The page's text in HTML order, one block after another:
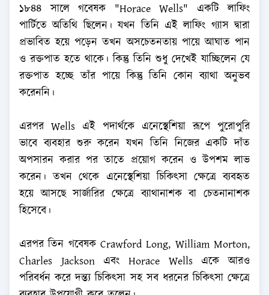
১৮৪৪ সালে গবেষক "Horace Wells" একটি লাফিং
পার্টিতে অতিথি ছিলেন। যখন তিনি এই লাফিং গ্যাস দ্বারা
প্রভাবিত হয়ে পড়েন তখন অসচেতনতায় পায়ে আঘাত পান
ও রক্তপাত হতে থাকে। কিন্তু তিনি শুধু দেখেই যাচ্ছিলেন যে
রক্তপাত হচ্ছে তাঁর পায়ে কিন্তু তিনি কোন ব্যাথা অনুভব
করেননি।
এরপর Wells এই পদার্থকে এনেস্থেশিয়া রূপে পুরোপুরি
ভাবে ব্যবহার শুরু করেন যখন তিনি নিজের একটি দাঁত
অপসারন করার পর তাতে প্রয়োগ করেন ও উপশম লাভ
করেন। তখন থেকে এনেস্থেশিয়া চিকিৎসা ক্ষেত্রে ব্যবহৃত
হয়ে আসছে সার্জারির ক্ষেত্রে ব্যাথানাশক বা চেতনানাশক
হিসেবে।
এরপর তিন গবেষক Crawford Long, William Morton,
Charles Jackson এবং Horace Wells একে আরও
পরিবর্ধন করে দন্ত্য চিকিৎসা সহ সব ধরনের চিকিৎসা ক্ষেত্রে